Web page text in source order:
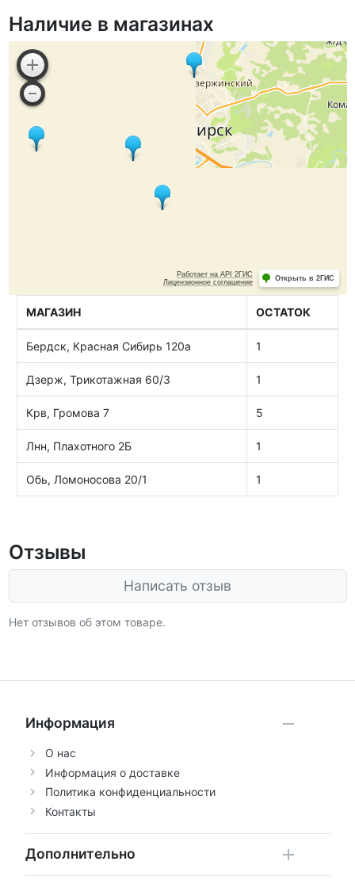
Наличие в магазинах
МАГАЗИН ОСТАТОК
Бердск, Красная Сибирь 120а 1
Дзерж, Трикотажная 60/3 1
Крв, Громова 7 5
Лнн, Плахотного 2Б 1
Обь, Ломоносова 20/1 1
Отзывы
Написать отзыв
Нет отзывов об этом товаре.
Информация
О нас
Информация о доставке
Политика конфиденциальности
Контакты
Дополнительно